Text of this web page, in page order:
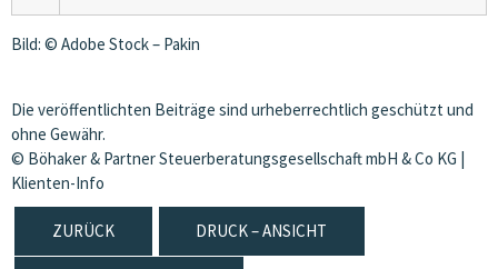
Bild: © Adobe Stock – Pakin
Die veröffentlichten Beiträge sind urheberrechtlich geschützt und
ohne Gewähr.
© Böhaker & Partner Steuerberatungsgesellschaft mbH & Co KG |
Klienten-Info
ZURÜCK DRUCK – ANSICHT